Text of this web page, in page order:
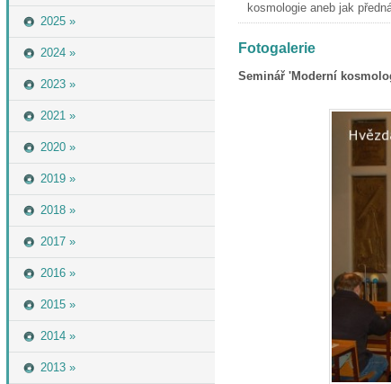
2025 »
2024 »
2023 »
2021 »
2020 »
2019 »
2018 »
2017 »
2016 »
2015 »
2014 »
2013 »
kosmologie aneb jak
Fotogalerie
Seminář 'Moderní